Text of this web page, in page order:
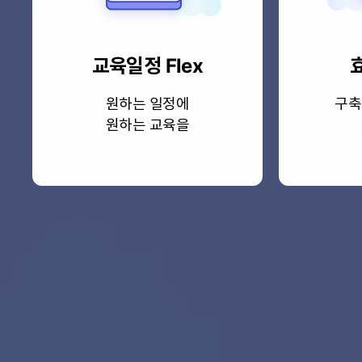
교육일정 Flex
원하는 일정에
원하는 교육을
구